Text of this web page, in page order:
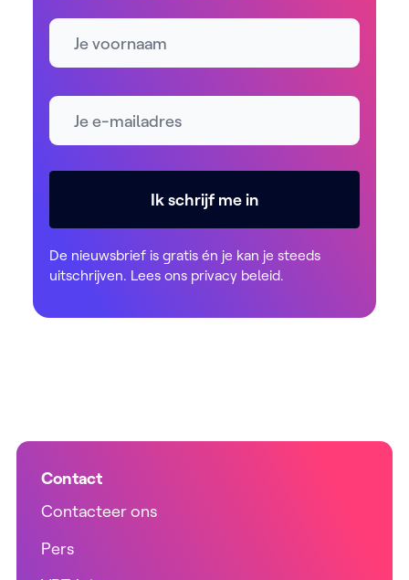
Naam
E-mailadres *
Ik schrijf me in
De nieuwsbrief is gratis én je kan je steeds
uitschrijven. Lees ons privacy beleid.
Contact
Contacteer ons
Pers